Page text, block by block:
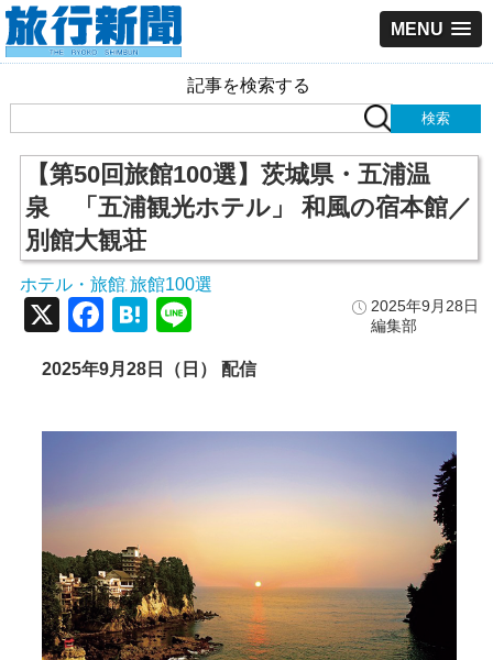
MENU
記事を検索する
【第50回旅館100選】茨城県・五浦温
泉 「五浦観光ホテル」 和風の宿本館／
別館大観荘
ホテル・旅館 旅館100選
2025年9月28日
編集部
X Facebook
Hatena
2025年9月28日（日） 配信